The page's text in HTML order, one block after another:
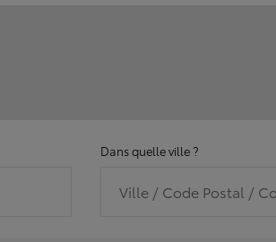
Dans quelle ville ?
Ville / Code Postal /